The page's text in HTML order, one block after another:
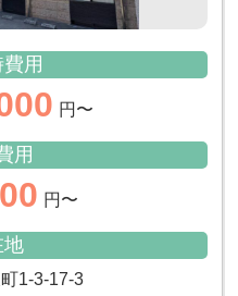
用
円〜
用
円〜
地
1-3-17-3